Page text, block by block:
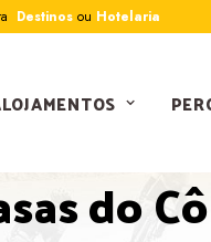
Destinos ou Hotelaria
do